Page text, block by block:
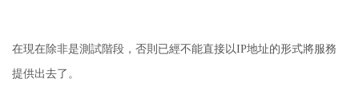
在現在除非是測試階段，否則已經不能直接以IP地址的形式將服務
提供出去了。